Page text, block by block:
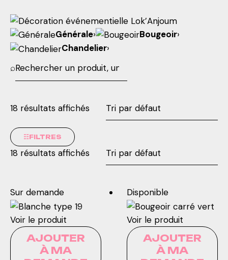
Générale› Bougeoir›
Chandelier›
⌕
18 résultats affichés
☷FILTRES
18 résultats affichés
Sur demande
Voir le produit
AJOUTER
À MA
Disponible
Voir le produit
AJOUTER
À MA